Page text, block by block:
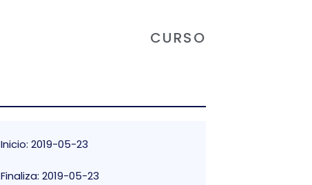
CURSO
Inicio: 2019-05-23
Finaliza: 2019-05-23